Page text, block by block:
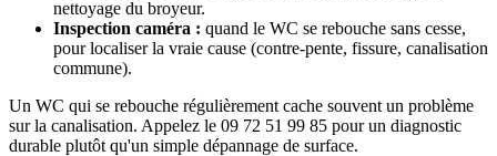
nettoyage du broyeur.
Inspection caméra : quand le WC se rebouche sans cesse,
pour localiser la vraie cause (contre-pente, fissure, canalisation
commune).
Un WC qui se rebouche régulièrement cache souvent un problème
sur la canalisation. Appelez le 09 72 51 99 85 pour un diagnostic
durable plutôt qu'un simple dépannage de surface.